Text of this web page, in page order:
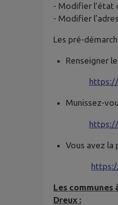
- Modifier l’état
- Modifier
Les pré-
Renseigner
Munissez-
Vous avez la
Les communes
Dreux :